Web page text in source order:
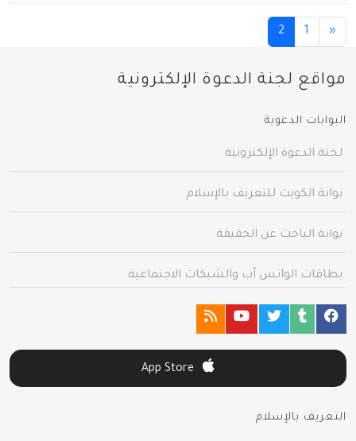
«
1
2
مواقع لجنة الدعوة الإلكترونية
البوابات الدعوية
لجنة الدعوة الإلكترونية
بوابة الكويت للتعريف بالإسلام
بوابة الباحث عن الحقيقة
بطاقات الواتس آب والشبكات الاجتماعية
التعريف بالإسلام